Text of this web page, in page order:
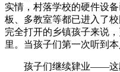
实情，村落学校的硬件设
板、多教室等都已进入了
完全打开的乡镇孩子来说
里。当孩子们第一次听到
孩子们继续肄业——这段